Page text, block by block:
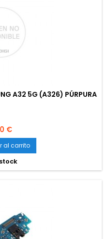
A32 5G (A326) PÚRPURA
€
al carrito